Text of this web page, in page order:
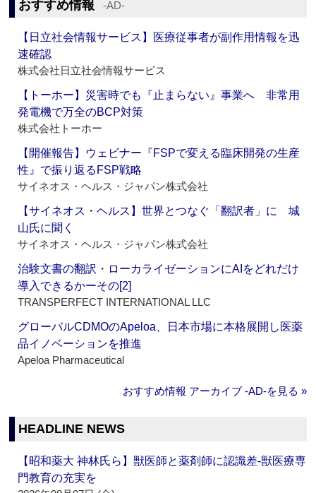
おすすめ情報 ‐AD‐
【日立社会情報サービス】医療従事者が副作用情報を迅
速確認
株式会社日立社会情報サービス
【トーホー】災害時でも『止まらない』事業へ 非常用
発電機で万全のBCP対策
株式会社トーホー
【開催報告】ウェビナー『FSPで変える臨床開発の生産
性』で振り返るFSP戦略
サイネオス・ヘルス・ジャパン株式会社
【サイネオス・ヘルス】世界とつなぐ「翻訳者」に 城
山氏に聞く
サイネオス・ヘルス・ジャパン株式会社
治験文書の翻訳・ローカライゼーションにAIをどれだけ
導入できるかーその[2]
TRANSPERFECT INTERNATIONAL LLC
グローバルCDMOのApeloa、日本市場に本格展開し医薬
品イノベーションを推進
Apeloa Pharmaceutical
おすすめ情報 アーカイブ ‐AD‐を見る »
HEADLINE NEWS
【昭和薬大 神林氏ら】獣医師と薬剤師に認識差‐獣医療専
門教育の充実を